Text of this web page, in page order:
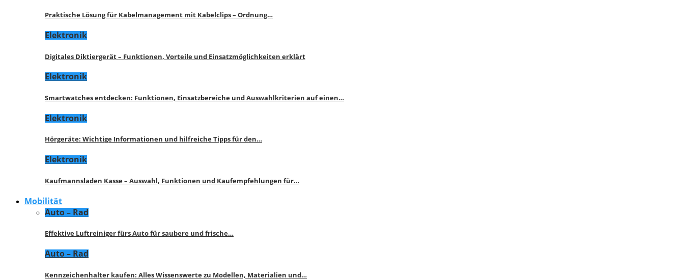
Praktische Lösung für Kabelmanagement mit Kabelclips – Ordnung…
Elektronik
Digitales Diktiergerät – Funktionen, Vorteile und Einsatzmöglichkeiten erklärt
Elektronik
Smartwatches entdecken: Funktionen, Einsatzbereiche und Auswahlkriterien auf einen…
Elektronik
Hörgeräte: Wichtige Informationen und hilfreiche Tipps für den…
Elektronik
Kaufmannsladen Kasse – Auswahl, Funktionen und Kaufempfehlungen für…
Mobilität
Auto – Rad
Effektive Luftreiniger fürs Auto für saubere und frische…
Auto – Rad
Kennzeichenhalter kaufen: Alles Wissenswerte zu Modellen, Materialien und…